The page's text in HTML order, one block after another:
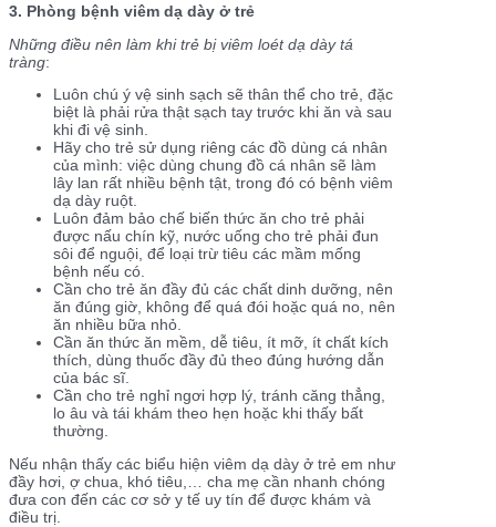
3. Phòng bệnh viêm dạ dày ở trẻ
Những điều nên làm khi trẻ bị viêm loét dạ dày tá
tràng:
Luôn chú ý vệ sinh sạch sẽ thân thể cho trẻ, đặc
biệt là phải rửa thật sạch tay trước khi ăn và sau
khi đi vệ sinh.
Hãy cho trẻ sử dụng riêng các đồ dùng cá nhân
của mình: việc dùng chung đồ cá nhân sẽ làm
lây lan rất nhiều bệnh tật, trong đó có bệnh viêm
dạ dày ruột.
Luôn đảm bảo chế biến thức ăn cho trẻ phải
được nấu chín kỹ, nước uống cho trẻ phải đun
sôi để nguội, để loại trừ tiêu các mầm mống
bệnh nếu có.
Cần cho trẻ ăn đầy đủ các chất dinh dưỡng, nên
ăn đúng giờ, không để quá đói hoặc quá no, nên
ăn nhiều bữa nhỏ.
Cần ăn thức ăn mềm, dễ tiêu, ít mỡ, ít chất kích
thích, dùng thuốc đầy đủ theo đúng hướng dẫn
của bác sĩ.
Cần cho trẻ nghỉ ngơi hợp lý, tránh căng thẳng,
lo âu và tái khám theo hẹn hoặc khi thấy bất
thường.
Nếu nhận thấy các biểu hiện viêm dạ dày ở trẻ em như
đầy hơi, ợ chua, khó tiêu,… cha mẹ cần nhanh chóng
đưa con đến các cơ sở y tế uy tín để được khám và
điều trị.